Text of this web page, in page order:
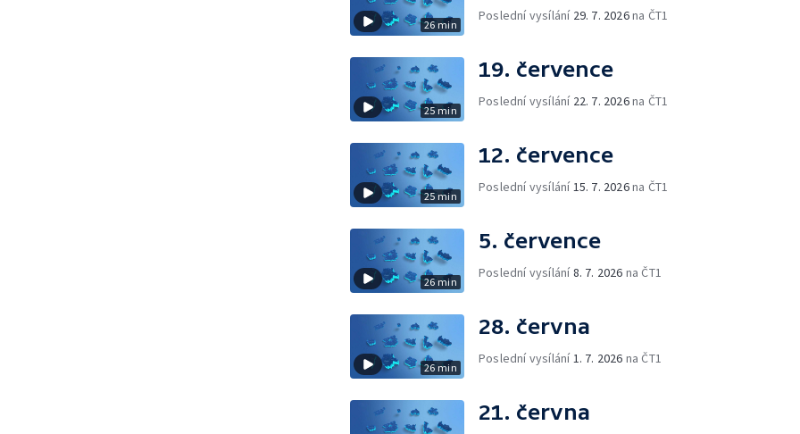
26 min
Poslední vysílání 29. 7. 2026na ČT1
25 min
19. července
Poslední vysílání 22. 7. 2026na ČT1
25 min
12. července
Poslední vysílání 15. 7. 2026na ČT1
26 min
5. července
Poslední vysílání8. 7. 2026 na ČT1
26 min
28. června
Poslední vysílání 1. 7. 2026 na ČT1
21. června